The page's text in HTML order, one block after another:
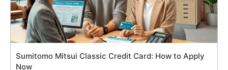
Sumitomo Mitsui Classic Credit Card: How to Apply
Now